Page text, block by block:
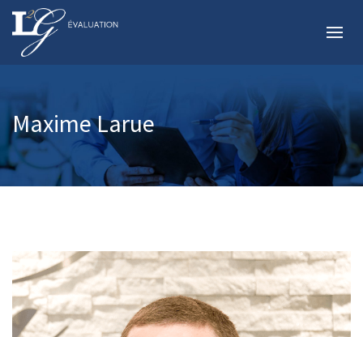
Maxime Larue